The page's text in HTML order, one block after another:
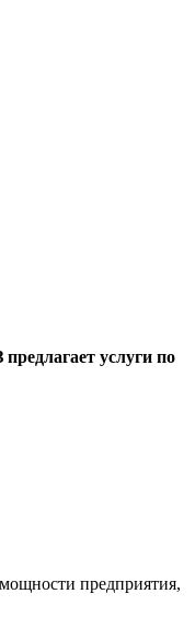
услуги по
предприятия,